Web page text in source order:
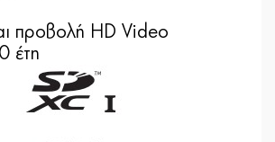
προβολή HD Video
έτη